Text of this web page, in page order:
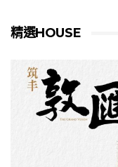
精選HOUSE